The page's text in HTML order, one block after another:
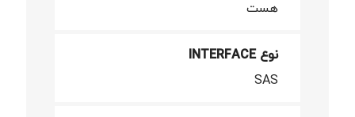
هست
نوع INTERFACE
SAS